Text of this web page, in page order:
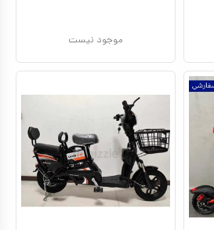
موجود نیست